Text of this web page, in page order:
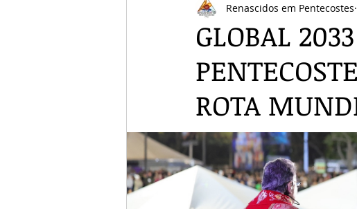
Pentecostes Galeria Orações
GLOBAL
ROTA
Renascidos em Pentecostes